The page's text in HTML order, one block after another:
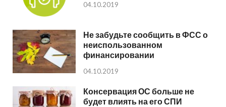
04.10.2019
Не забудьте сообщить в ФСС о
неиспользованном
финансировании
04.10.2019
Консервация ОС больше не
будет влиять на его СПИ